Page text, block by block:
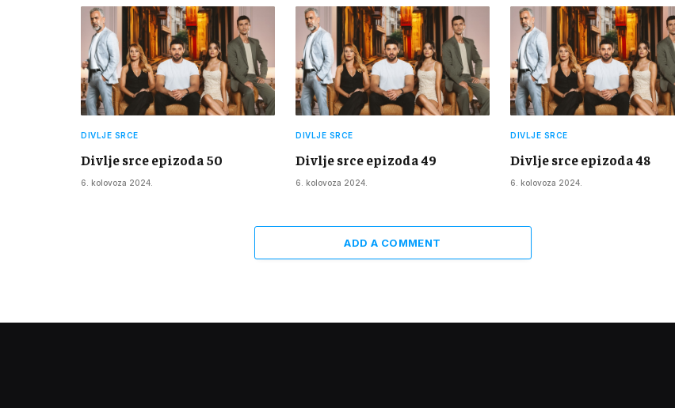
DIVLJE SRCE
Divlje srce epizoda 50
6. kolovoza 2024.
DIVLJE SRCE
Divlje srce epizoda 49
6. kolovoza 2024.
DIVLJE SRCE
Divlje srce epizoda 48
6. kolovoza 2024.
ADD A COMMENT